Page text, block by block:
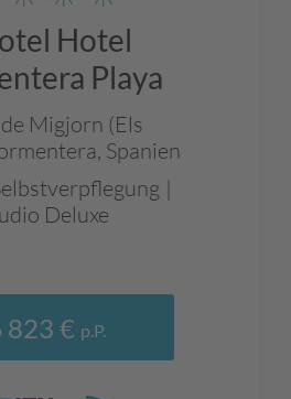
Hotel
Playa
Migjorn (Els
Spanien
|
Deluxe
823 € p.P.